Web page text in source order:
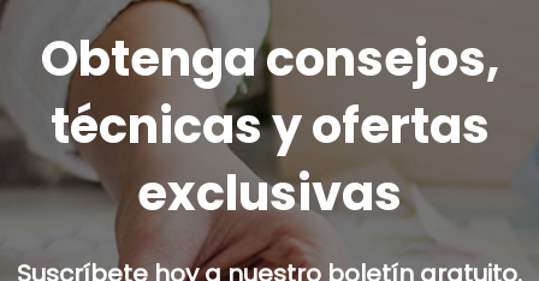
Obtenga consejos,
técnicas y ofertas
exclusivas
Suscríbete hoy a nuestro boletín gratuito.